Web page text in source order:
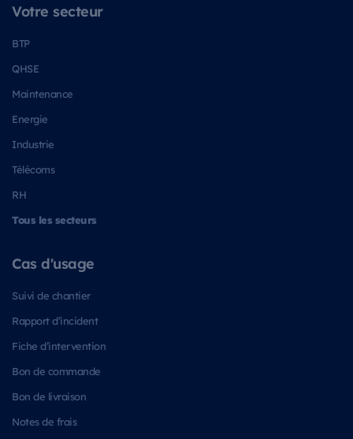
Votre secteur
BTP
QHSE
Maintenance
Energie
Industrie
Télécoms
RH
Tous les secteurs
Cas d'usage
Suivi de chantier
Rapport d’incident
Fiche d’intervention
Bon de commande
Bon de livraison
Notes de frais